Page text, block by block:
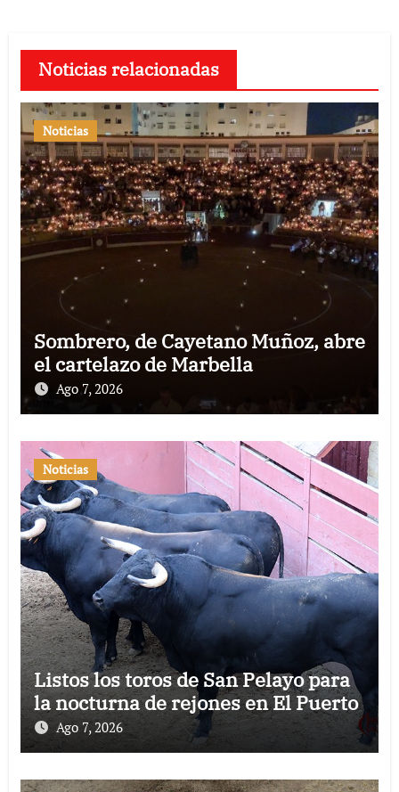
Noticias relacionadas
Noticias
Sombrero, de Cayetano Muñoz, abre
el cartelazo de Marbella
Ago 7, 2026
Noticias
Listos los toros de San Pelayo para
la nocturna de rejones en El Puerto
Ago 7, 2026